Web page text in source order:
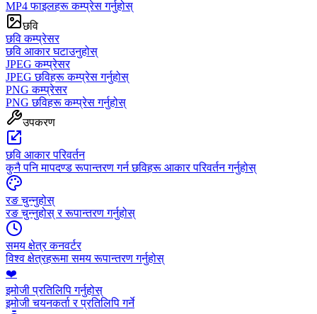
MP4 फाइलहरू कम्प्रेस गर्नुहोस्
छवि
छवि कम्प्रेसर
छवि आकार घटाउनुहोस्
JPEG कम्प्रेसर
JPEG छविहरू कम्प्रेस गर्नुहोस्
PNG कम्प्रेसर
PNG छविहरू कम्प्रेस गर्नुहोस्
उपकरण
छवि आकार परिवर्तन
कुनै पनि मापदण्ड रूपान्तरण गर्न छविहरू आकार परिवर्तन गर्नुहोस्
रङ चुन्नुहोस्
रङ चुन्नुहोस् र रूपान्तरण गर्नुहोस्
समय क्षेत्र कनवर्टर
विश्व क्षेत्रहरूमा समय रूपान्तरण गर्नुहोस्
❤️
इमोजी प्रतिलिपि गर्नुहोस्
इमोजी चयनकर्ता र प्रतिलिपि गर्ने